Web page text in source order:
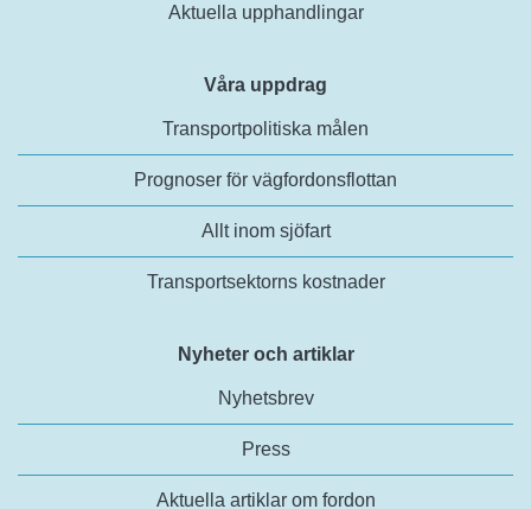
Aktuella upphandlingar
Våra uppdrag
Transportpolitiska målen
Prognoser för vägfordonsflottan
Allt inom sjöfart
Transportsektorns kostnader
Nyheter och artiklar
Nyhetsbrev
Press
Aktuella artiklar om fordon